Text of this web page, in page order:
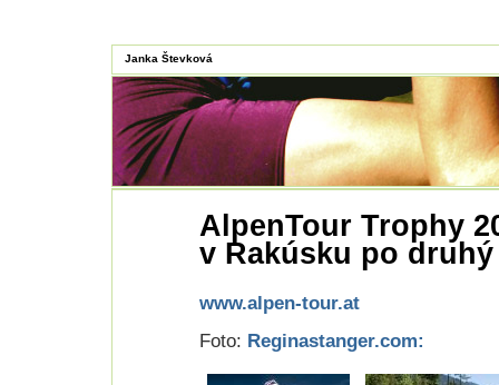
Janka Števková
AlpenTour Trophy
v Rakúsku po
www.alpen-tour.at
Foto: Reginastanger.com: